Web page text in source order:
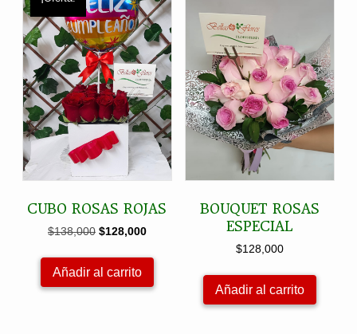
CUBO ROSAS ROJAS
$138,000 El
original
era:
$138,000.
$128,000El
actual
$128,000.
Añadir al carrito
BOUQUET ROSAS
ESPECIAL
$128,000
Añadir al carrito